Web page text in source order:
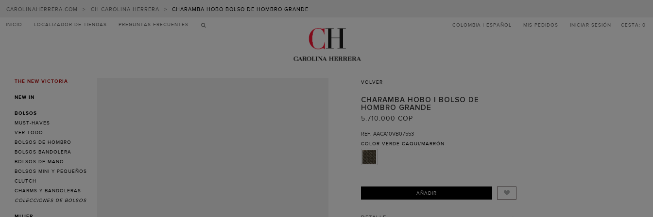
CAROLINAHERRERA.COM > CH CAROLINA HERRERA > CHARAMBA HOBO BOLSO DE HOMBRO GRANDE
INICIO LOCALIZADOR DE TIENDAS PREGUNTAS FRECUENTES COLOMBIA | ESPAÑOL MIS PEDIDOS INICIAR SESIÓN CESTA: 0
MENUTHE NEW VICTORIA
NEW IN
BOLSOS
MUST-HAVES
VER TODO
BOLSOS DE HOMBRO
BOLSOS BANDOLERA
BOLSOS DE MANO
BOLSOS MINI Y PEQUEÑOS
CLUTCH
CHARMS Y BANDOLERAS
COLECCIONES DE BOLSOS
VOLVER
CHARAMBA HOBO | BOLSO DE
HOMBRO GRANDE
5.710.000 COP
REF. AACA10VB07553
COLOR VERDE CAQUI/MARRÓN
AÑADIR